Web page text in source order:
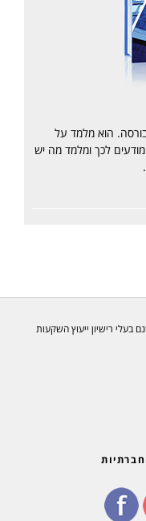
הוא מלמד על
לכך ומלמד מה יש
בעלי רישיון ייעוץ השקעות